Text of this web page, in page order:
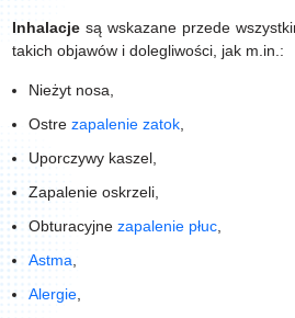
Inhalacjesą wskazane przede
takich objawów i dolegliwości, jak m.in.:
Nieżyt nosa,
Ostre zapalenie zatok,
Uporczywy kaszel,
Zapalenie oskrzeli,
Obturacyjne zapalenie płuc,
Astma
Alergie,